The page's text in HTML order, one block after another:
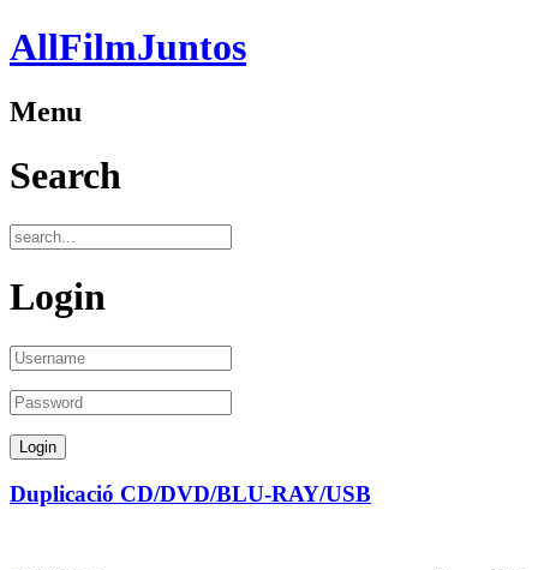
AllFilmJuntos
Menu
Search
Login
Duplicació CD/DVD/BLU-RAY/USB